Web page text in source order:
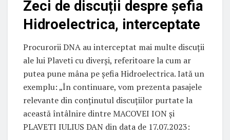
Zeci de discuții despre șefia
Hidroelectrica, interceptate
Procurorii DNA au interceptat mai multe discuții
ale lui Plaveti cu diverși, referitoare la cum ar
putea pune mâna pe șefia Hidroelectrica. Iată un
exemplu: „În continuare, vom prezenta pasajele
relevante din conținutul discuțiilor purtate la
această întâlnire dintre MACOVEI ION și
PLAVETI IULIUS DAN din data de 17.07.2023: